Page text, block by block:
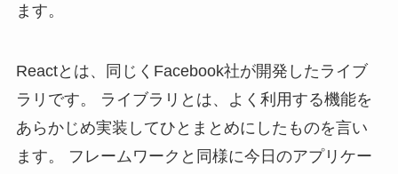
ます。
Reactとは、同じくFacebook社が開発したライブ
ラリです。 ライブラリとは、よく利用する機能を
あらかじめ実装してひとまとめにしたものを言い
ます。 フレームワークと同様に今日のアプリケー